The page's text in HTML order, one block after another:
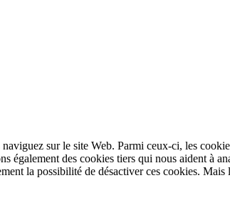
sur le site Web. Parmi ceux-ci, les
également des cookies tiers qui nous aident à
la possibilité de désactiver ces cookies.